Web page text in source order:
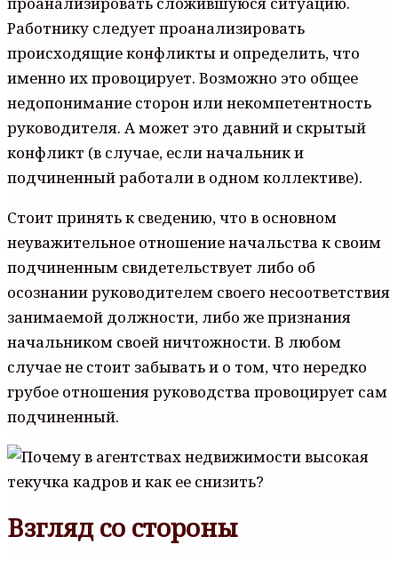
Работнику следует проанализировать
происходящие конфликты и определить, что
именно их провоцирует. Возможно это общее
недопонимание сторон или некомпетентность
руководителя. А может это давний и скрытый
конфликт (в случае, если начальник и
подчиненный работали в одном коллективе).
Стоит принять к сведению, что в основном
неуважительное отношение начальства к своим
подчиненным свидетельствует либо об
осознании руководителем своего несоответствия
занимаемой должности, либо же признания
начальником своей ничтожности. В любом
случае не стоит забывать и о том, что нередко
грубое отношения руководства провоцирует сам
подчиненный.
Взгляд со стороны